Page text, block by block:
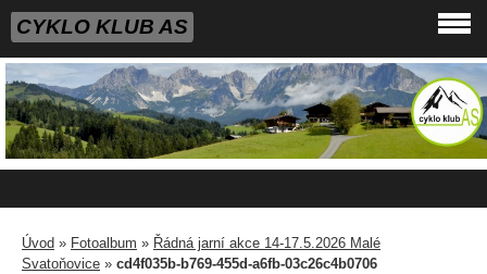
CYKLO KLUB AS
Úvod » Fotoalbum » Řádná jarní akce 14-17.5.2026 Malé
Svatoňovice » cd4f035b-b769-455d-a6fb-03c26c4b0706